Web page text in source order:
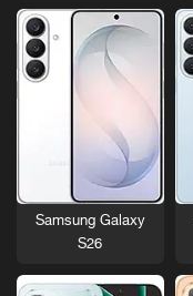
Samsung Galaxy
S26